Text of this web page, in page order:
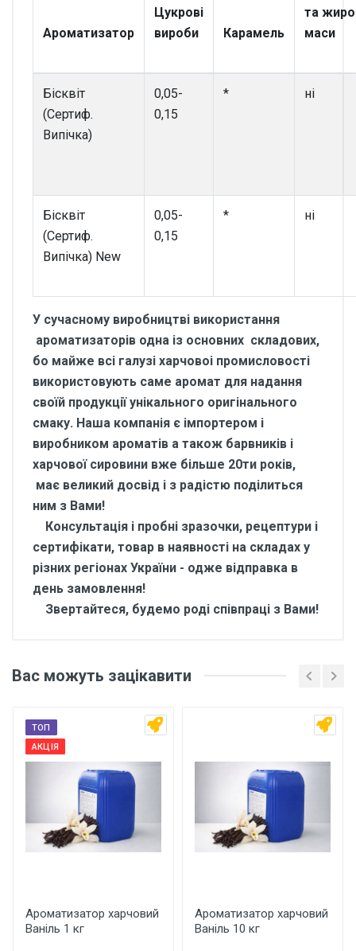
Ароматизатор
Цукрові
вироби
Карамель
та
маси
Бісквіт
(Сертиф.
Випічка)
0,05-
0,15
* ні
Бісквіт
(Сертиф.
Випічка) New
0,05-
0,15
* ні
У сучасному виробництві використання
ароматизаторів одна із основних складових,
бо майже всі галузі харчовоі промисловості
використовують саме аромат для надання
своїй продукції унікального оригінального
смаку. Наша компанія є імпортером і
виробником ароматів а також барвників і
харчової сировини вже більше 20ти років,
має великий досвід і з радістю поділиться
ним з Вами!
Консультація і пробні зразочки, рецептури і
сертифікати, товар в наявності на складах у
різних регіонах України - одже відправка в
день замовлення!
Звертайтеся, будемо роді співпраці з Вами!
Основні характеристики
Бренд
Країна виробник
Україна
Бісквіт 1 кг
Відгуки про товар поки що відсутні.
Написати відгук
Рейтинг
Вас можуть зацікавити
ТОП
АКЦІЯ
Ароматизатор харчовий
Ваніль 1 кг
Ароматизатор харчовий
Ваніль 10 кг